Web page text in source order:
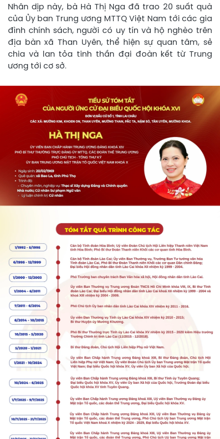
Nhân dịp này, bà Hà Thị Nga đã trao 20 suất quà
của Ủy ban Trung ương MTTQ Việt Nam tới các gia
đình chính sách, người có uy tín và hộ nghèo trên
địa bàn xã Than Uyên, thể hiện sự quan tâm, sẻ
chia và lan tỏa tinh thần đại đoàn kết từ Trung
ương tới cơ sở.